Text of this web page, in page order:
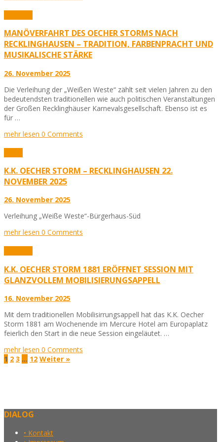
MANÖVERFAHRT DES OECHER STORMS NACH
RECKLINGHAUSEN – TRADITION, FARBENPRACHT UND
MUSIKALISCHE STÄRKE
26. November 2025
Die Verleihung der „Weißen Weste“ zählt seit vielen Jahren zu den
bedeutendsten traditionellen wie auch politischen Veranstaltungen
der Großen Recklinghäuser Karnevalsgesellschaft. Ebenso ist es
für …
mehr lesen 0 Comments
K.K. OECHER STORM – RECKLINGHAUSEN 22.
NOVEMBER 2025
26. November 2025
Verleihung „Weiße Weste“-Bürgerhaus-Süd
mehr lesen 0 Comments
K.K. OECHER STORM 1881 ERÖFFNET SESSION MIT
GLANZVOLLEM MOBILISIERUNGSAPPELL
16. November 2025
Mit dem traditionellen Mobilisirrungsappell hat das K.K. Oecher
Storm 1881 am Wochenende im Mercure Hotel am Europaplatz
feierlich den Start in die neue Session eingeläutet. …
mehr lesen 0 Comments
1 2 3 … 12 Weiter »
DIALOG
• Kontakt